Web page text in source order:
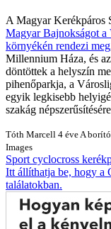
A Magyar Kerékpáros
Magyar Bajnokságot
környékén rendezi meg
Millennium Háza, és
döntöttek a helyszín
pihenőparkja, a
egyik legkisebb
szakág
Tóth Marcell 4 éve A
Images
Sport cyclocross
Itt állíthatja be, hogy a
találatokban.